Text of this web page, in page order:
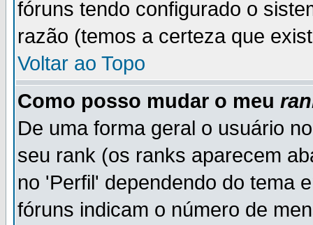
fóruns tendo configurado o
razão (temos a certeza que
Voltar ao Topo
Como posso mudar o meu
De uma forma geral o usuário
seu rank (os ranks aparecem
no 'Perfil' dependendo do tema
fóruns indicam o número de